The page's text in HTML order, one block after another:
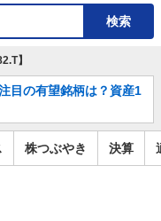
検索
】
目の有望銘柄は？資産1
株つぶやき 決算